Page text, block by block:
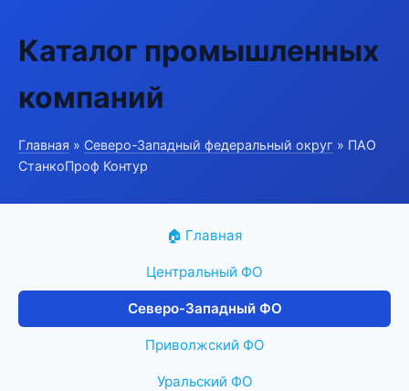
Каталог промышленных
компаний
Главная » Северо-Западный федеральный округ » ПАО
СтанкоПроф Контур
🏠 Главная
Центральный ФО
Северо-Западный ФО
Приволжский ФО
Уральский ФО